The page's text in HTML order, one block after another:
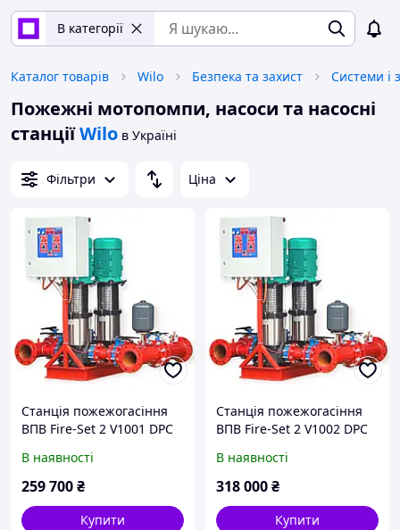
В категорії
Каталог товарів Wilo Безпека та захист Системи і
Пожежні мотопомпи, насоси та насосні
станціїWilo в Україні
Фільтри Ціна
Станція пожежогасіння
ВПВ Fire-Set 2 V1001 DPC
В наявності
259 700₴
Купити
Станція пожежогасіння
ВПВ Fire-Set 2 V1002 DPC
В наявності
318 000₴
Купити